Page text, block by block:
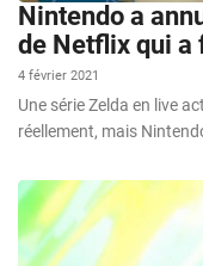
Nintendo a
de Netflix qui a
4 février 2021
Une série Zelda en live
réellement, mais